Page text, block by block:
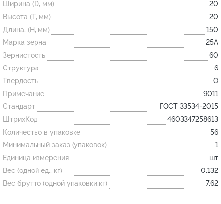
Огнеупорные
изделия
Скачать каталог
Тигель
Муфель
Черпак
Шербер
Трубка
Стержень
Пробка
Подставка
Ширина (D, мм)
20
Высота (T, мм)
20
Длина, (H, мм)
150
Марка зерна
25А
Зернистость
60
Структура
6
Твердость
O
Примечание
9011
Стандарт
ГОСТ 33534-2015
ШтрихКод
4603347258613
Количество в упаковке
56
Минимальный заказ (упаковок)
1
Единица измерения
шт
Вес (одной ед., кг)
0.132
Вес брутто (одной упаковки,кг)
7.62